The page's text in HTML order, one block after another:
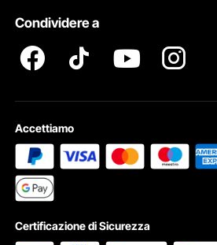
Ampia Applicazione
Il forno a fusione di rame è un forno ideale per
professionale in officina, adatto alla fusione di
e alluminio.
Condividere a
Accettiamo
Certificazione di Sicurezza